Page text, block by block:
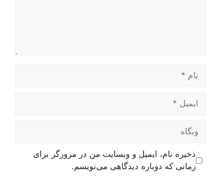
ایمیل
وبگاه
ذخیره نام، ایمیل و وبسایت من در مرورگر برای
زمانی که دوباره دیدگاهی می‌نویسم.